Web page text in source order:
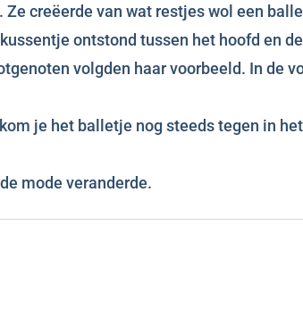
creëerde van wat restjes wol een
ontstond tussen het hoofd en
volgden haar voorbeeld. In de
je het balletje nog steeds tegen in het
mode veranderde.